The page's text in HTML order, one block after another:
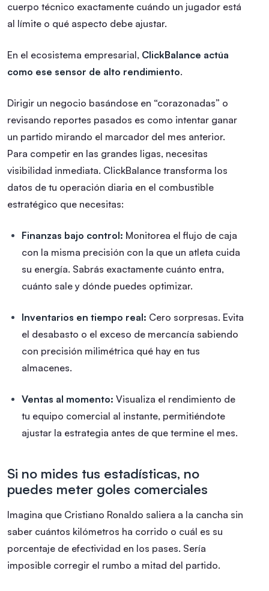
cuerpo técnico exactamente cuándo un jugador está
al límite o qué aspecto debe ajustar.
En el ecosistema empresarial, ClickBalance actúa
como ese sensor de alto rendimiento.
Dirigir un negocio basándose en “corazonadas” o
revisando reportes pasados es como intentar ganar
un partido mirando el marcador del mes anterior.
Para competir en las grandes ligas, necesitas
visibilidad inmediata. ClickBalance transforma los
datos de tu operación diaria en el combustible
estratégico que necesitas:
Finanzas bajo control: Monitorea el flujo de caja
con la misma precisión con la que un atleta cuida
su energía. Sabrás exactamente cuánto entra,
cuánto sale y dónde puedes optimizar.
Inventarios en tiempo real: Cero sorpresas. Evita
el desabasto o el exceso de mercancía sabiendo
con precisión milimétrica qué hay en tus
almacenes.
Ventas al momento: Visualiza el rendimiento de
tu equipo comercial al instante, permitiéndote
ajustar la estrategia antes de que termine el mes.
Si no mides tus estadísticas, no
puedes meter goles comerciales
Imagina que Cristiano Ronaldo saliera a la cancha sin
saber cuántos kilómetros ha corrido o cuál es su
porcentaje de efectividad en los pases. Sería
imposible corregir el rumbo a mitad del partido.